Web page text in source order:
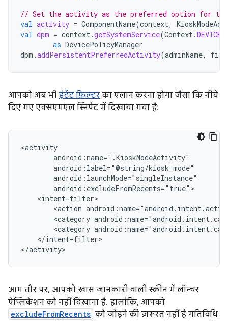
// Set the activity as the preferred option for
val activity = ComponentName(context,
val dpm = context.getSystemService(Context.
as DevicePolicyManager
dpm .addPersistentPreferredActivity(adminName,
आपको अब भी इंटेंट फ़िल्टर का एलान करना होगा जैसा कि नीचे
दिए गए एक्सएमएल स्निपेट में दिखाया गया है:
<action
<category
<category
</intent-filter>
आम तौर पर, आपको खास जानकारी वाली स्क्रीन में लॉन्चर
ऐप्लिकेशन को नहीं दिखाना है. हालांकि, आपको
excludeFromRecents को जोड़ने की ज़रूरत नहीं है गतिविधि